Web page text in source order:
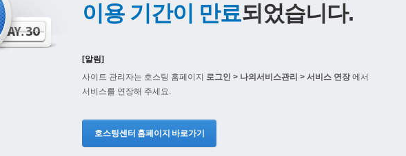
이용 기간이 만료되었습니다.
[알림]
사이트 관리자는 호스팅 홈페이지 로그인 > 나의서비스관리 > 서비스 연장에서
서비스를 연장해 주세요.
호스팅센터 홈페이지 바로가기